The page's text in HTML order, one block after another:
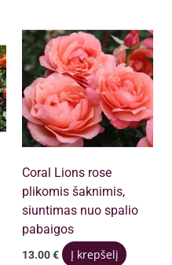
Coral Lions rose
plikomis šaknimis,
siuntimas nuo spalio
pabaigos
13.00€ Į krepšelį